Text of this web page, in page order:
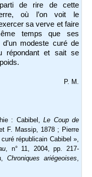
de rire de cette
où l’on voit le
sa verve et faire
temps que ses
modeste curé de
répondant et sait se
P. M.
: Cabibel,Le Coup de
F. Massip, 1878 ; Pierre
républicain Cabibel »,
, n° 11, 2004, pp. 217-
Chroniques ariégeoises,